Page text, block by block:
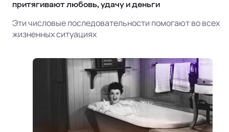
притягивают любовь, удачу и деньги
Эти числовые последовательности помогают во всех
жизненных ситуациях